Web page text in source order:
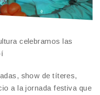
celebramos las
show de títeres,
a la jornada festiva que